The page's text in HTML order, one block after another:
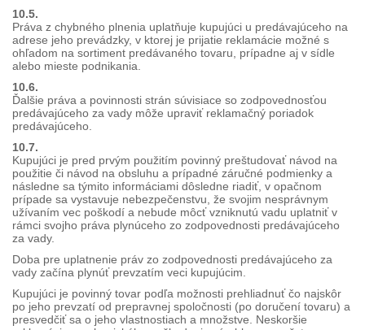
10.5.
Práva z chybného plnenia uplatňuje kupujúci u predávajúceho na
adrese jeho prevádzky, v ktorej je prijatie reklamácie možné s
ohľadom na sortiment predávaného tovaru, prípadne aj v sídle
alebo mieste podnikania.
10.6.
Ďalšie práva a povinnosti strán súvisiace so zodpovednosťou
predávajúceho za vady môže upraviť reklamačný poriadok
predávajúceho.
10.7.
Kupujúci je pred prvým použitím povinný preštudovať návod na
použitie či návod na obsluhu a prípadné záručné podmienky a
následne sa týmito informáciami dôsledne riadiť, v opačnom
prípade sa vystavuje nebezpečenstvu, že svojim nesprávnym
užívaním vec poškodí a nebude môcť vzniknutú vadu uplatniť v
rámci svojho práva plynúceho zo zodpovednosti predávajúceho
za vady.
Doba pre uplatnenie práv zo zodpovednosti predávajúceho za
vady začína plynúť prevzatím veci kupujúcim.
Kupujúci je povinný tovar podľa možnosti prehliadnuť čo najskôr
po jeho prevzatí od prepravnej spoločnosti (po doručení tovaru) a
presvedčiť sa o jeho vlastnostiach a množstve. Neskoršie